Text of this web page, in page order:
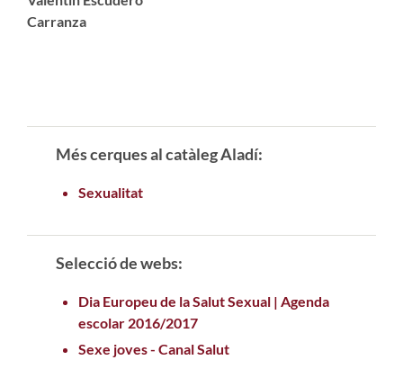
Carranza
Més cerques al catàleg Aladí:
Sexualitat
Selecció de webs:
Dia Europeu de la Salut Sexual | Agenda
escolar 2016/2017
Sexe joves - Canal Salut